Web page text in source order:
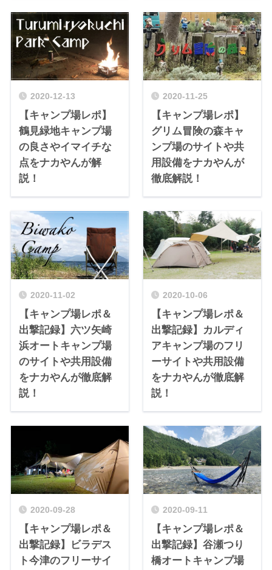
2020-12-13
【キャンプ場レポ】
鶴見緑地キャンプ場
の良さやイマイチな
点をナカやんが解
説！
2020-11-25
【キャンプ場レポ】
グリム冒険の森キャ
ンプ場のサイトや共
用設備をナカやんが
徹底解説！
2020-11-02
【キャンプ場レポ＆
出撃記録】六ツ矢崎
浜オートキャンプ場
のサイトや共用設備
をナカやんが徹底解
説！
2020-10-06
【キャンプ場レポ＆
出撃記録】カルディ
アキャンプ場のフリ
ーサイトや共用設備
をナカやんが徹底解
説！
2020-09-28
【キャンプ場レポ＆
出撃記録】ビラデス
ト今津のフリーサイ
2020-09-11
【キャンプ場レポ＆
出撃記録】谷瀬つり
橋オートキャンプ場